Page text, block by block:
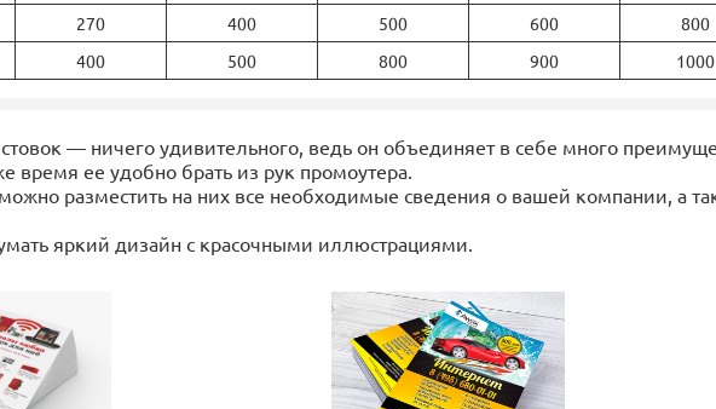
270 400 500 600 800
400 500 800 900 1000
— ничего удивительного, ведь он объединяет в себе много
время ее удобно брать из рук промоутера.
разместить на них все необходимые сведения о вашей компании, а
яркий дизайн с красочными иллюстрациями.